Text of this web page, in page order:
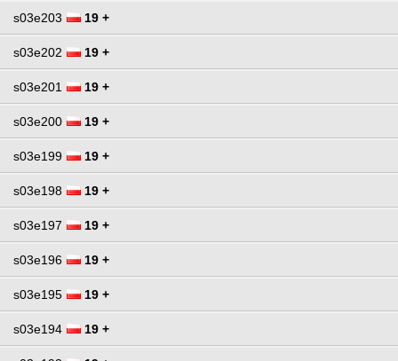
s03e203 19 +
s03e202 19 +
s03e201 19 +
s03e200 19 +
s03e199 19 +
s03e198 19 +
s03e197 19 +
s03e196 19 +
s03e195 19 +
s03e194 19 +